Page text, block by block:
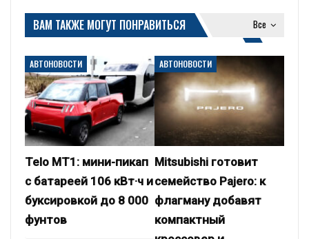
Все
ВАМ ТАКЖЕ МОГУТ ПОНРАВИТЬСЯ
АВТОНОВОСТИ
Telo MT1: мини-пикап
с батареей 106 кВт·ч и
буксировкой до 8 000
фунтов
АВТОНОВОСТИ
Mitsubishi готовит
семейство Pajero: к
флагману добавят
компактный